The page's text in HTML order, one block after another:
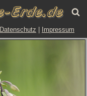
Datenschutz Impressum